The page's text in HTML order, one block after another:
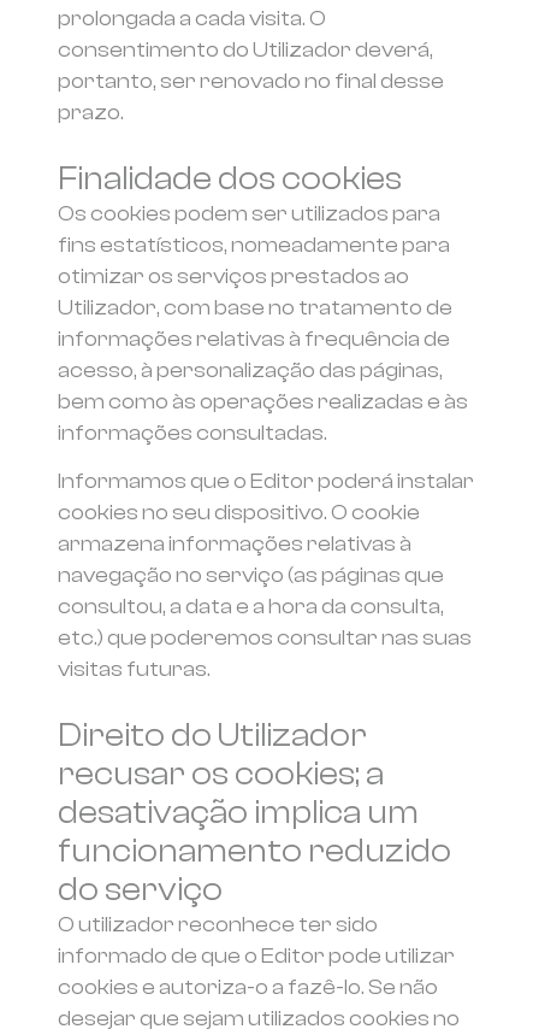
prolongada a cada visita. O
consentimento do Utilizador deverá,
portanto, ser renovado no final desse
prazo.
Finalidade dos cookies
Os cookies podem ser utilizados para
fins estatísticos, nomeadamente para
otimizar os serviços prestados ao
Utilizador, com base no tratamento de
informações relativas à frequência de
acesso, à personalização das páginas,
bem como às operações realizadas e às
informações consultadas.
Informamos que o Editor poderá instalar
cookies no seu dispositivo. O cookie
armazena informações relativas à
navegação no serviço (as páginas que
consultou, a data e a hora da consulta,
etc.) que poderemos consultar nas suas
visitas futuras.
Direito do Utilizador
recusar os cookies; a
desativação implica um
funcionamento reduzido
do serviço
O utilizador reconhece ter sido
informado de que o Editor pode utilizar
cookies e autoriza-o a fazê-lo. Se não
desejar que sejam utilizados cookies no